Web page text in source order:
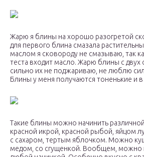
Жарю я блины на хорошо разогретой
для первого блина смазала
маслом я сковороду не смазываю, так
теста входит масло. Жарю блины с двух
сильно их не поджариваю, не люблю
Блины у меня получаются тоненькие и в
Такие блины можно начинить
красной икрой, красной рыбой, яйцом
с сахаром, тертым яблочком. Можно
медом, со сгущенкой. Вообщем, можно